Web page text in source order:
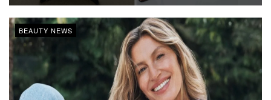
BEAUTY NEWS